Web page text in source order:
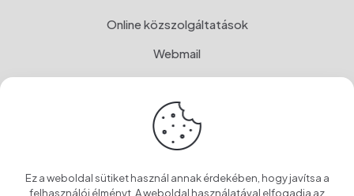
Online közszolgáltatások
Webmail
Programul Național de Dezvoltare Rurală, MADR
Címer
OwnCloud
Ez a weboldal sütiket használ annak érdekében, hogy javítsa a
felhasználói élményt. A weboldal használatával elfogadja az